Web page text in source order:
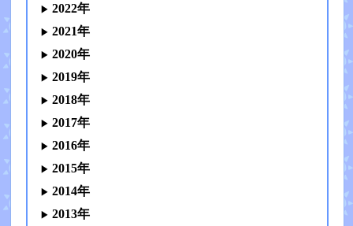
2022年
2021年
2020年
2019年
2018年
2017年
2016年
2015年
2014年
2013年